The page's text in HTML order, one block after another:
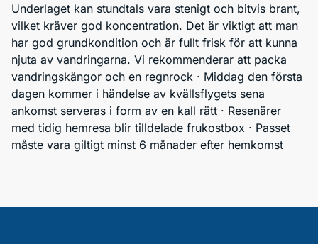
Underlaget kan stundtals vara stenigt och bitvis brant,
vilket kräver god koncentration. Det är viktigt att man
har god grundkondition och är fullt frisk för att kunna
njuta av vandringarna. Vi rekommenderar att packa
vandringskängor och en regnrock · Middag den första
dagen kommer i händelse av kvällsflygets sena
ankomst serveras i form av en kall rätt · Resenärer
med tidig hemresa blir tilldelade frukostbox · Passet
måste vara giltigt minst 6 månader efter hemkomst